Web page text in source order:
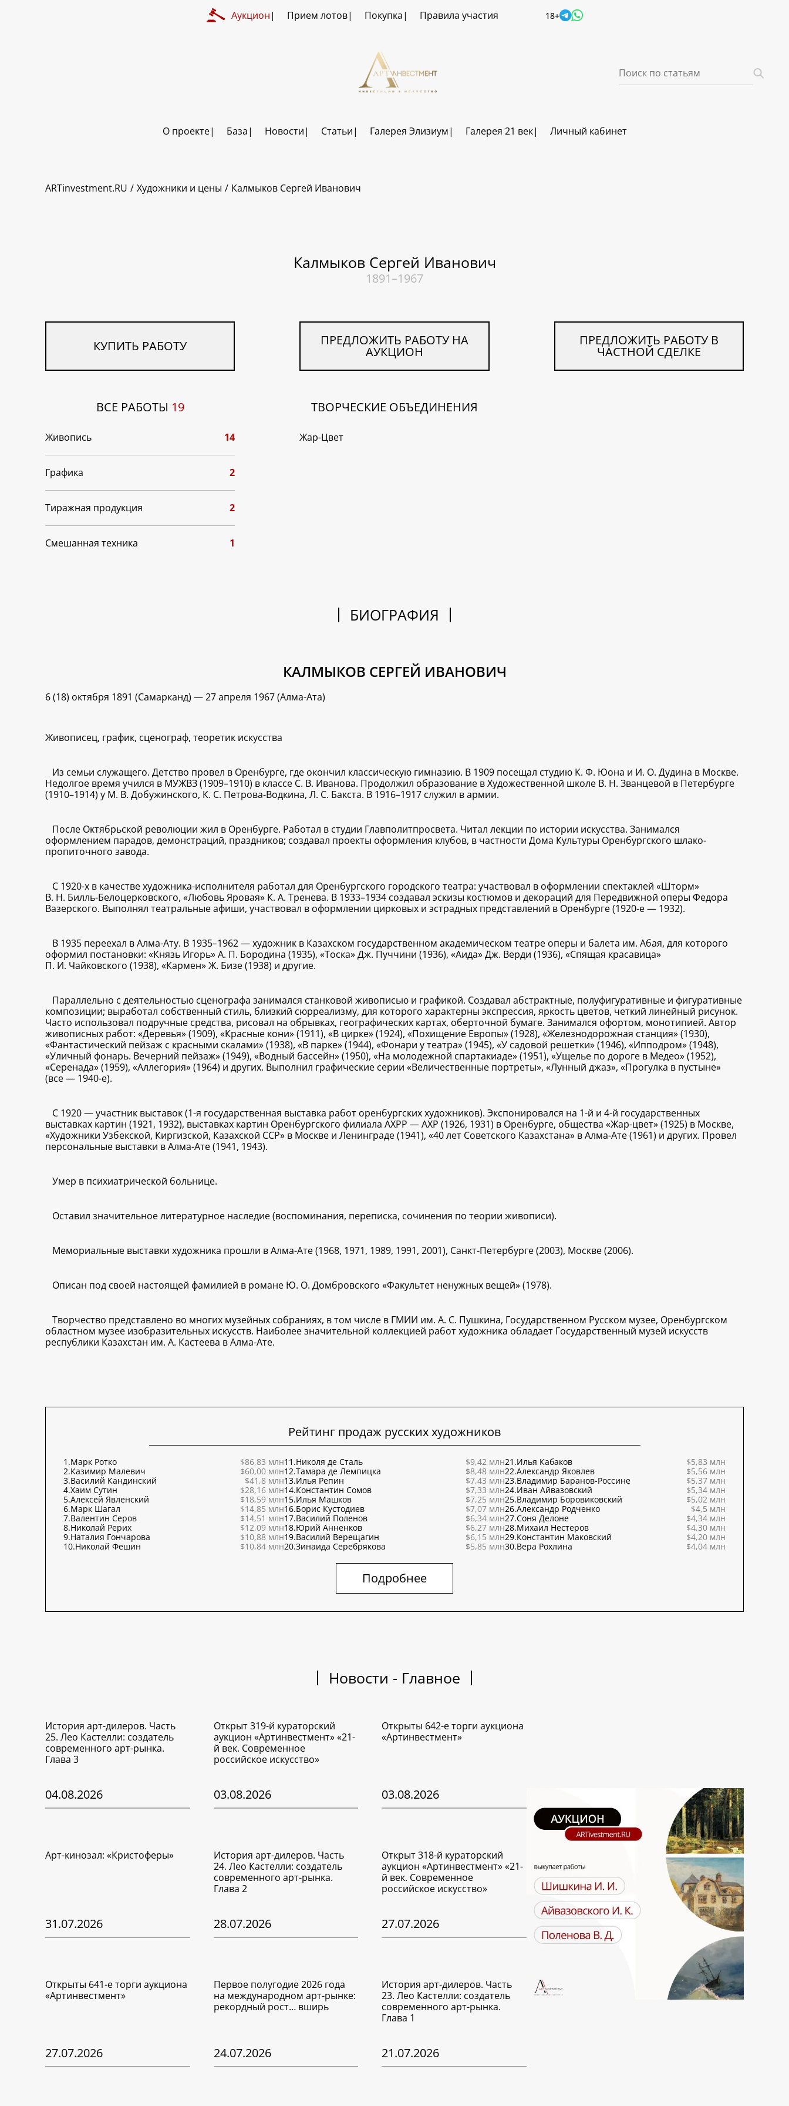
Аукцион Прием лотов Покупка Правила участия 18+
О проекте База Новости Статьи Галерея Элизиум Галерея 21 век Личный кабинет
ARTinvestment.RU Художники и цены Калмыков Сергей Иванович
Калмыков Сергей Иванович
1891–1967
КУПИТЬ РАБОТУ ПРЕДЛОЖИТЬ РАБОТУ НА
АУКЦИОН
ПРЕДЛОЖИТЬ РАБОТУ В
ЧАСТНОЙ СДЕЛКЕ
ВСЕ РАБОТЫ 19
Живопись 14
Графика 2
Тиражная продукция 2
Смешанная техника 1
ТВОРЧЕСКИЕ ОБЪЕДИНЕНИЯ
Жар-Цвет
БИОГРАФИЯ
КАЛМЫКОВ СЕРГЕЙ ИВАНОВИЧ
6 (18) октября 1891 (Самарканд) — 27 апреля 1967 (Алма-Ата)
Живописец, график, сценограф, теоретик искусства
Из семьи служащего. Детство провел в Оренбурге, где окончил классическую гимназию. В 1909 посещал студию К. Ф. Юона и И. О. Дудина в Москве.
Недолгое время учился в МУЖВЗ (1909–1910) в классе С. В. Иванова. Продолжил образование в Художественной школе В. Н. Званцевой в Петербурге
(1910–1914) у М. В. Добужинского, К. С. Петрова-Водкина, Л. С. Бакста. В 1916–1917 служил в армии.
После Октябрьской революции жил в Оренбурге. Работал в студии Главполитпросвета. Читал лекции по истории искусства. Занимался
оформлением парадов, демонстраций, праздников; создавал проекты оформления клубов, в частности Дома Культуры Оренбургского шлако-
пропиточного завода.
С 1920-х в качестве художника-исполнителя работал для Оренбургского городского театра: участвовал в оформлении спектаклей «Шторм»
В. Н. Билль-Белоцерковского, «Любовь Яровая» К. А. Тренева. В 1933–1934 создавал эскизы костюмов и декораций для Передвижной оперы Федора
Вазерского. Выполнял театральные афиши, участвовал в оформлении цирковых и эстрадных представлений в Оренбурге (1920-е — 1932).
В 1935 переехал в Алма-Ату. В 1935–1962 — художник в Казахском государственном академическом театре оперы и балета им. Абая, для которого
оформил постановки: «Князь Игорь» А. П. Бородина (1935), «Тоска» Дж. Пуччини (1936), «Аида» Дж. Верди (1936), «Спящая красавица»
П. И. Чайковского (1938), «Кармен» Ж. Бизе (1938) и другие.
Параллельно с деятельностью сценографа занимался станковой живописью и графикой. Создавал абстрактные, полуфигуративные и фигуративные
композиции; выработал собственный стиль, близкий сюрреализму, для которого характерны экспрессия, яркость цветов, четкий линейный рисунок.
Часто использовал подручные средства, рисовал на обрывках, географических картах, оберточной бумаге. Занимался офортом, монотипией. Автор
живописных работ: «Деревья» (1909), «Красные кони» (1911), «В цирке» (1924), «Похищение Европы» (1928), «Железнодорожная станция» (1930),
«Фантастический пейзаж с красными скалами» (1938), «В парке» (1944), «Фонари у театра» (1945), «У садовой решетки» (1946), «Ипподром» (1948),
«Уличный фонарь. Вечерний пейзаж» (1949), «Водный бассейн» (1950), «На молодежной спартакиаде» (1951), «Ущелье по дороге в Медео» (1952),
«Серенада» (1959), «Аллегория» (1964) и других. Выполнил графические серии «Величественные портреты», «Лунный джаз», «Прогулка в пустыне»
(все — 1940-е).
С 1920 — участник выставок (1-я государственная выставка работ оренбургских художников). Экспонировался на 1-й и 4-й государственных
выставках картин (1921, 1932), выставках картин Оренбургского филиала АХРР — АХР (1926, 1931) в Оренбурге, общества «Жар-цвет» (1925) в Москве,
«Художники Узбекской, Киргизской, Казахской ССР» в Москве и Ленинграде (1941), «40 лет Советского Казахстана» в Алма-Ате (1961) и других. Провел
персональные выставки в Алма-Ате (1941, 1943).
Умер в психиатрической больнице.
Оставил значительное литературное наследие (воспоминания, переписка, сочинения по теории живописи).
Мемориальные выставки художника прошли в Алма-Ате (1968, 1971, 1989, 1991, 2001), Санкт-Петербурге (2003), Москве (2006).
Описан под своей настоящей фамилией в романе Ю. О. Домбровского «Факультет ненужных вещей» (1978).
Творчество представлено во многих музейных собраниях, в том числе в ГМИИ им. А. С. Пушкина, Государственном Русском музее, Оренбургском
областном музее изобразительных искусств. Наиболее значительной коллекцией работ художника обладает Государственный музей искусств
республики Казахстан им. А. Кастеева в Алма-Ате.
Рейтинг продаж русских художников
1.Марк Ротко
$86,83 млн
2.Казимир Малевич
$60,00 млн
3.Василий Кандинский
$41,8 млн
4.Хаим Сутин
$28,16 млн
5.Алексей Явленский
$18,59 млн
6.Марк Шагал
$14,85 млн
7.Валентин Серов
$14,51 млн
8.Николай Рерих
$12,09 млн
9.Наталия Гончарова
$10,88 млн
10.Николай Фешин $10,84 млн
11.Николя де Сталь
$9,42 млн
12.Тамара де Лемпицка
$8,48 млн
13.Илья Репин
$7,43 млн
14.Константин Сомов
$7,33 млн
15.Илья Машков
$7,25 млн
16.Борис Кустодиев
$7,07 млн
17.Василий Поленов
$6,34 млн
18.Юрий Анненков
$6,27 млн
19.Василий Верещагин
$6,15 млн
20.Зинаида Серебрякова $5,85 млн
21.Илья Кабаков
$5,83 млн
22.Александр Яковлев
$5,56 млн
23.Владимир Баранов-Россине
$5,37 млн
24.Иван Айвазовский
$5,34 млн
25.Владимир Боровиковский
$5,02 млн
26.Александр Родченко
$4,5 млн
27.Соня Делоне
$4,34 млн
28.Михаил Нестеров
$4,30 млн
29.Константин Маковский
$4,20 млн
30.Вера Рохлина $4,04 млн
Подробнее
Новости - Главное
История арт-дилеров. Часть
25. Лео Кастелли: создатель
современного арт-рынка.
Глава 3
04.08.2026
Открыт 319-й кураторский
аукцион «Артинвестмент» «21-
й век. Современное
российское искусство»
03.08.2026
Открыты 642-е торги аукциона
«Артинвестмент»
03.08.2026
Арт-кинозал: «Кристоферы»
31.07.2026
История арт-дилеров. Часть
24. Лео Кастелли: создатель
современного арт-рынка.
Глава 2
28.07.2026
Открыт 318-й кураторский
аукцион «Артинвестмент» «21-
й век. Современное
российское искусство»
27.07.2026
Открыты 641-е торги аукциона
«Артинвестмент»
27.07.2026
Первое полугодие 2026 года
на международном арт-рынке:
рекордный рост… вширь
24.07.2026
История арт-дилеров. Часть
23. Лео Кастелли: создатель
современного арт-рынка.
Глава 1
21.07.2026